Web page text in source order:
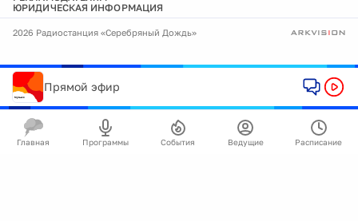
ЮРИДИЧЕСКАЯ ИНФОРМАЦИЯ
2026 Радиостанция «Серебряный Дождь»
Прямой эфир
Главная Программы События Ведущие Расписание